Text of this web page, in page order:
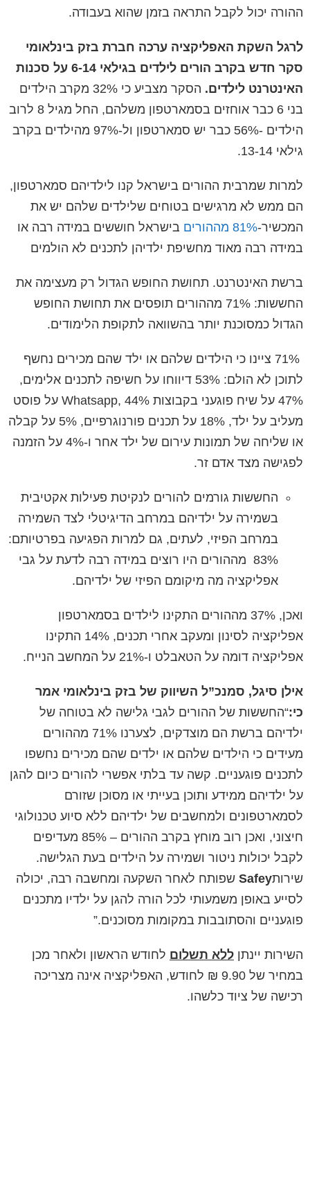
ההורה יכול לקבל התראה בזמן שהוא בעבודה.
לרגל השקת האפליקציה ערכה חברת בזק בינלאומי
סקר חדש בקרב הורים לילדים בגילאי 6-14 על סכנות
האינטרנט לילדים.
הסקר מצביע כי 32% מקרב הילדים
בני 6 כבר אוחזים בסמארטפון משלהם, החל מגיל 8 לרוב
הילדים -56% כבר יש סמארטפון ול-97% מהילדים בקרב
גילאי 13-14.
למרות שמרבית ההורים בישראל קנו לילדיהם סמארטפון,
הם ממש לא מרגישים בטוחים שלילדים שלהם יש את
המכשיר-81% מההורים
בישראל חוששים במידה רבה או
במידה רבה מאוד מחשיפת ילדיהן לתכנים לא הולמים
ברשת האינטרנט. תחושת החופש הגדול רק מעצימה את
החששות: 71% מההורים תופסים את תחושת החופש
הגדול כמסוכנת יותר בהשוואה לתקופת הלימודים.
71% ציינו כי הילדים שלהם או ילד שהם מכירים נחשף
לתוכן לא הולם: 53% דיווחו על חשיפה לתכנים אלימים,
47% על שיח פוגעני בקבוצות Whatsapp, 44% על פוסט
מעליב על ילד, 18% על תכנים פורנוגרפיים, 5% על קבלה
או שליחה של תמונות עירום של ילד אחר ו-4% על הזמנה
לפגישה מצד אדם זר.
החששות גורמים להורים לנקיטת פעילות אקטיבית
בשמירה על ילדיהם במרחב הדיגיטלי לצד השמירה
במרחב הפיזי, לעתים, גם למרות הפגיעה בפרטיותם:
83% מההורים היו רוצים במידה רבה לדעת על גבי
אפליקציה מה מיקומם הפיזי של ילדיהם.
ואכן, 37% מההורים התקינו לילדים בסמארטפון
אפליקציה לסינון ומעקב אחרי תכנים, 14% התקינו
אפליקציה דומה על הטאבלט ו-21% על המחשב הנייח.
אילן סיגל, סמנכ”ל השיווק של בזק בינלאומי אמר
כי:“החששות של ההורים לגבי גלישה לא בטוחה של
ילדיהם ברשת הם מוצדקים, לצערנו 71% מההורים
מעידים כי הילדים שלהם או ילדים שהם מכירים נחשפו
לתכנים פוגעניים. קשה עד בלתי אפשרי להורים כיום להגן
על ילדיהם ממידע ותוכן בעייתי או מסוכן שזורם
לסמארטפונים ולמחשבים של ילדיהם ללא סיוע טכנולוגי
חיצוני, ואכן רוב מוחץ בקרב ההורים – 85% מעדיפים
לקבל יכולות ניטור ושמירה על הילדים בעת הגלישה.
שירותSafey שפותח לאחר השקעה ומחשבה רבה, יכולה
לסייע באופן משמעותי לכל הורה להגן על ילדיו מתכנים
פוגעניים והסתובבות במקומות מסוכנים.”
השירות יינתן ללא תשלום לחודש הראשון ולאחר מכן
במחיר של 9.90 ₪ לחודש, האפליקציה אינה מצריכה
רכישה של ציוד כלשהו.